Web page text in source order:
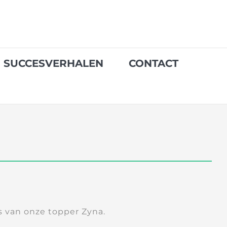
SUCCESVERHALEN CONTACT
van onze topper Zyna.